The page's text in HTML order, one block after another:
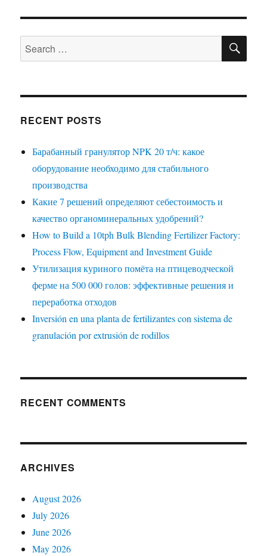
Search
for:
RECENT POSTS
Барабанный гранулятор NPK 20 т/ч: какое
оборудование необходимо для стабильного
производства
Какие 7 решений определяют себестоимость и
качество органоминеральных удобрений?
How to Build a 10tph Bulk Blending Fertilizer Factory:
Process Flow, Equipment and Investment Guide
Утилизация куриного помёта на птицеводческой
ферме на 500 000 голов: эффективные решения и
переработка отходов
Inversión en una planta de fertilizantes con sistema de
granulación por extrusión de rodillos
RECENT COMMENTS
ARCHIVES
August 2026
July 2026
June 2026
May 2026